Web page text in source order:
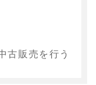
古販売を行う